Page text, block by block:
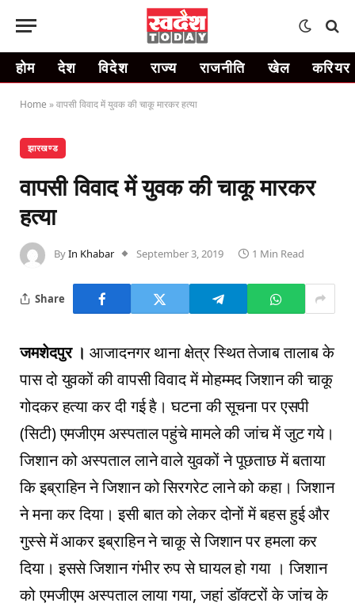
होम देश विदेश राज्य राजनीति खेल करियर
Home »वापसी विवाद में युवक की चाकू मारकर हत्या
झारखण्ड
वापसी विवाद में युवक की चाकू मारकर
हत्या
ByIn Khabar September 3, 2019 1 Min Read
Share
जमशेदपुर । आजादनगर थाना क्षेत्र स्थित तेजाब तालाब के
पास दो युवकों की वापसी विवाद में मोहम्मद जिशान की चाकू
गोदकर हत्या कर दी गई है। घटना की सूचना पर एसपी
(सिटी) एमजीएम अस्पताल पहुंचे मामले की जांच में जुट गये।
जिशान को अस्पताल लाने वाले युवकों ने पूछताछ में बताया
कि इब्राहिन ने जिशान को सिरगरेट लाने को कहा। जिशान
ने मना कर दिया। इसी बात को लेकर दोनों में बहस हुई और
गुस्से में आकर इब्राहिन ने चाकू से जिशान पर हमला कर
दिया। इससे जिशान गंभीर रुप से घायल हो गया । जिशान
को एमजीएम अस्पताल लाया गया, जहां डॉक्टरों के जांच के